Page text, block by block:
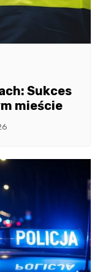
Sukces
mieście